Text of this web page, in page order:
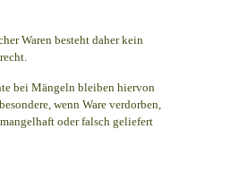
Waren besteht daher kein
bei Mängeln bleiben hiervon
wenn Ware verdorben,
oder falsch geliefert